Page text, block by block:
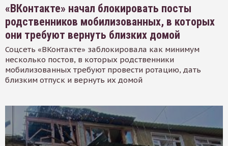
«ВКонтакте» начал блокировать посты
родственников мобилизованных, в которых
они требуют вернуть близких домой
Соцсеть «ВКонтакте» заблокировала как минимум
несколько постов, в которых родственники
мобилизованных требуют провести ротацию, дать
близким отпуск и вернуть их домой